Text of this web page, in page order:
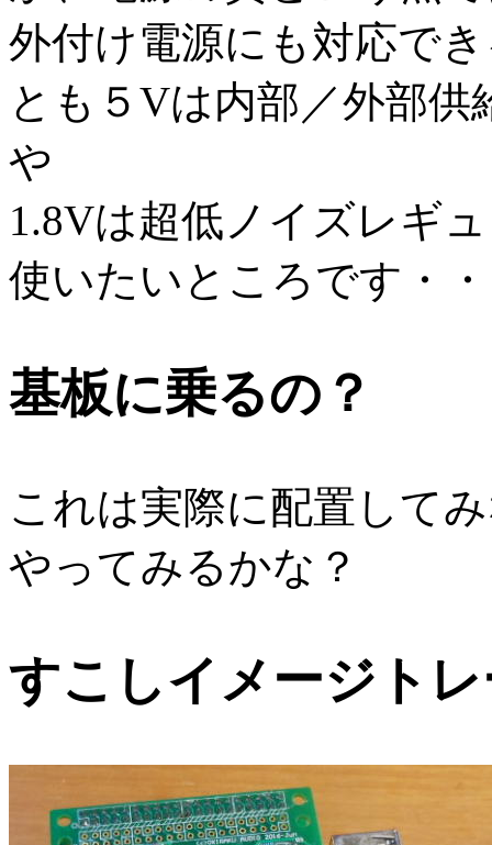
外付け電源にも対応で
とも５Vは内部／外部
や
1.8Vは超低ノイズレギ
使いたいところです・
基板に乗るの？
これは実際に配置して
やってみるかな？
すこしイメージト